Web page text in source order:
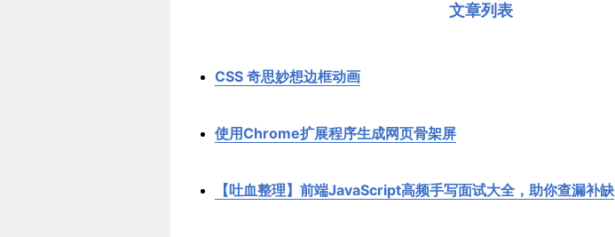
文章列表
CSS 奇思妙想边框动画
使用Chrome扩展程序生成网页骨架屏
【吐血整理】前端JavaScript高频手写面试大全，助你查漏补缺